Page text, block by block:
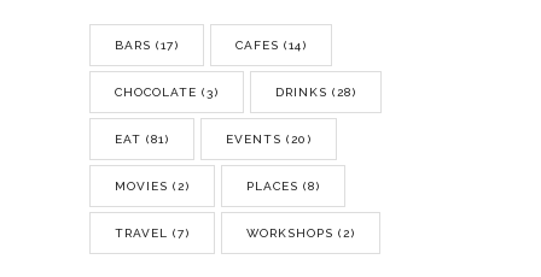
BARS (17) CAFES (14)
CHOCOLATE (3) DRINKS (28)
EAT (81) EVENTS (20)
MOVIES (2) PLACES (8)
TRAVEL (7) WORKSHOPS (2)